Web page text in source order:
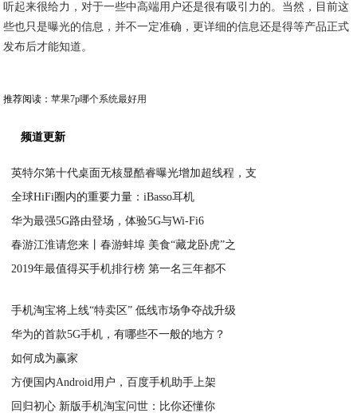
听起来很给力，对于一些中高端用户还是很有吸引力的。当然，目前这
些也只是曝光的信息，并不一定准确，更详细的信息还是得等产品正式
发布后才能知道。
推荐阅读：苹果7p哪个系统最好用
频道更新
英特尔第十代桌面无核显酷睿曝光增加超线程，支
全球HiFi圈内的重要力量：iBasso耳机
华为最强5G路由登场，体验5G与Wi-Fi6
春游江淮请您来丨春游蚌埠 美食“藏龙卧虎”之
2019年最值得买手机排行榜 第一名三年都不
手机淘宝将上线“特卖区” 低线市场争夺战升级
华为的首款5G手机，有哪些不一般的地方？
如何成为赢家
方便国内Android用户，百度手机助手上架
回归初心 新版手机淘宝问世：比你还懂你